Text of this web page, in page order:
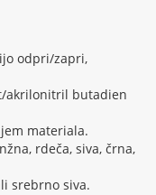
odpri/zapri,
akrilonitril butadien
materiala.
rdeča, siva, črna,
srebrno siva.